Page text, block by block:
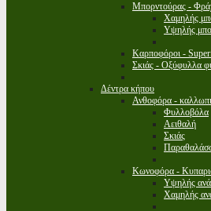
Μπορντούρας -
Χαμηλής
Υψηλής
Καρποφόροι -
Σκιάς - Οξύφυλλα
Δέντρα κήπου
Ανθοφόρα -
Φυλλοβόλα
Αειθαλή
Σκιάς
Κωνοφόρα -
Υψηλής
Χαμηλής